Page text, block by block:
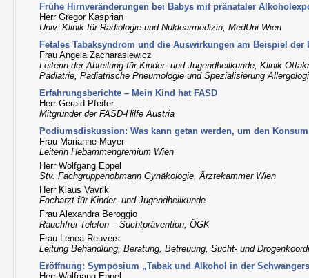
Frühe Hirnveränderungen bei Babys mit pränataler
Herr Gregor Kasprian
Univ.-Klinik für Radiologie und Nuklearmedizin, MedUni Wien
Fetales Tabaksyndrom und die Auswirkungen am Beispiel der
Frau Angela Zacharasiewicz
Leiterin der Abteilung für Kinder- und Jugendheilkunde, Klinik
Pädiatrie, Pädiatrische Pneumologie und Spezialisierung
Erfahrungsberichte – Mein Kind hat FASD
Herr Gerald Pfeifer
Mitgründer der FASD-Hilfe Austria
Podiumsdiskussion: Was kann getan werden, um den
Frau Marianne Mayer
Leiterin Hebammengremium Wien
Herr Wolfgang Eppel
Stv. Fachgruppenobmann Gynäkologie, Ärztekammer Wien
Herr Klaus Vavrik
Facharzt für Kinder- und Jugendheilkunde
Frau Alexandra Beroggio
Rauchfrei Telefon – Suchtprävention, ÖGK
Frau Lenea Reuvers
Leitung Behandlung, Beratung, Betreuung, Sucht- und
Eröffnung: Symposium „Tabak und Alkohol in der